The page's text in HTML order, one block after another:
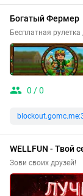
Богатый Фермер
Бесплатная
0 / 0
WELLFUN - Твой
Зови своих друзей!